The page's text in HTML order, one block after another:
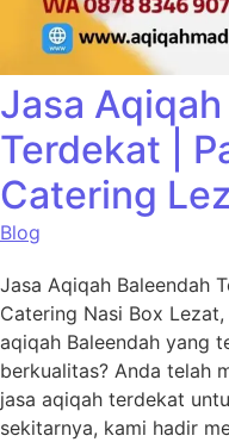
Jasa
Terdekat |
Catering
Blog
Jasa Aqiqah Baleendah
Catering Nasi Box
aqiqah Baleendah yang
berkualitas? Anda telah
jasa aqiqah terdekat
sekitarnya, kami hadir